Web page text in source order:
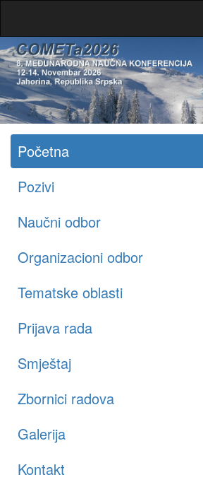
Početna
Pozivi
Naučni odbor
Organizacioni odbor
Tematske oblasti
Prijava rada
Smještaj
Zbornici radova
Galerija
Kontakt